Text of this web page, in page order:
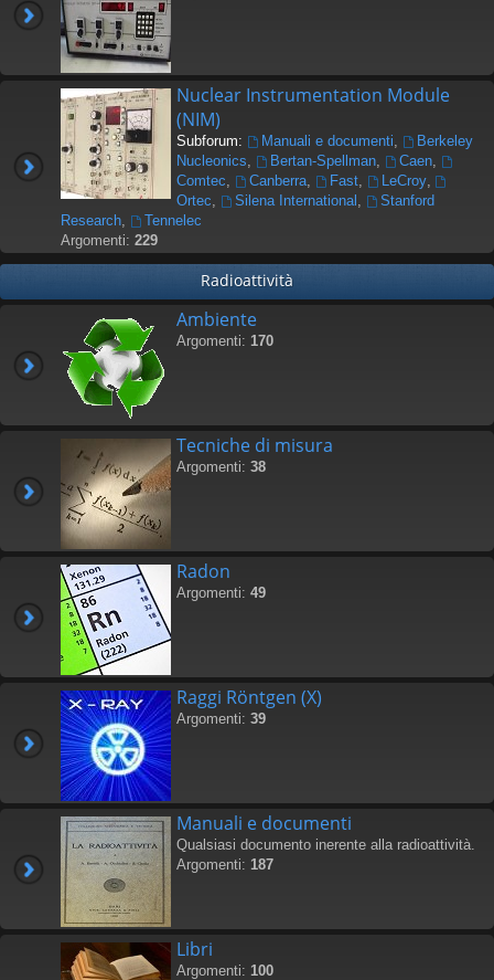
Nuclear Instrumentation Module
(NIM)
Subforum: Manuali e documenti,
Berkeley
Nucleonics, Bertan-Spellman, Caen,
Comtec, Canberra, Fast, LeCroy,
Ortec, Silena International ,
Stanford
Research,
Tennelec
Argomenti: 229
Radioattività
Ambiente
Argomenti: 170
Tecniche di misura
Argomenti: 38
Radon
Argomenti: 49
Raggi Röntgen (X)
Argomenti: 39
Manuali e documenti
Qualsiasi documento inerente alla radioattività.
Argomenti: 187
Libri
Argomenti: 100